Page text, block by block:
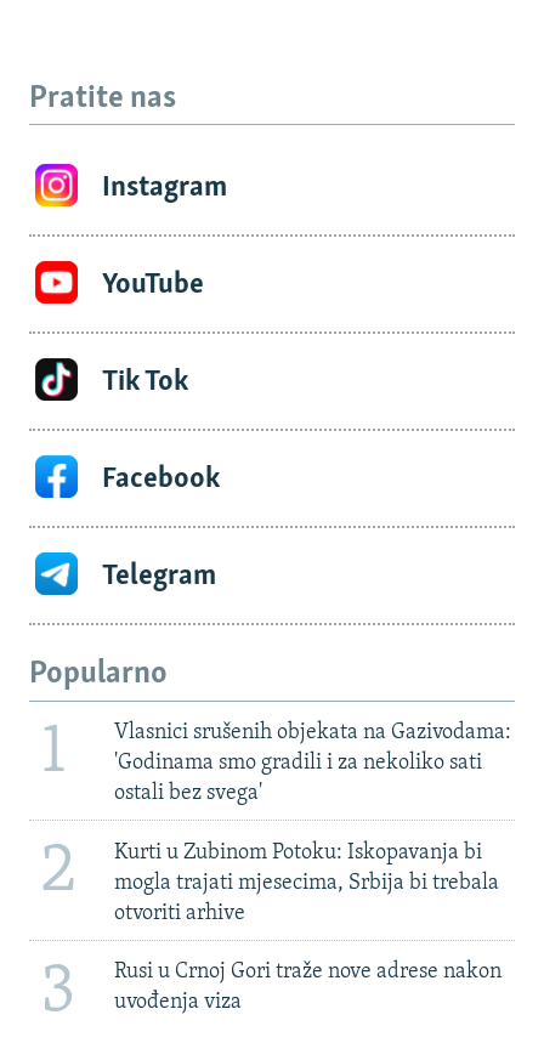
Pratite nas
Instagram
YouTube
Tik Tok
Facebook
Telegram
Popularno
1
Vlasnici srušenih objekata na Gazivodama:
'Godinama smo gradili i za nekoliko sati
ostali bez svega'
2
Kurti u Zubinom Potoku: Iskopavanja bi
mogla trajati mjesecima, Srbija bi trebala
otvoriti arhive
3
Rusi u Crnoj Gori traže nove adrese nakon
uvođenja viza